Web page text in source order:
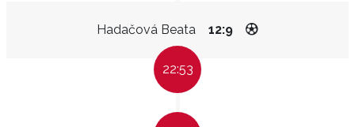
Hadačová Beata 12:9
22:53